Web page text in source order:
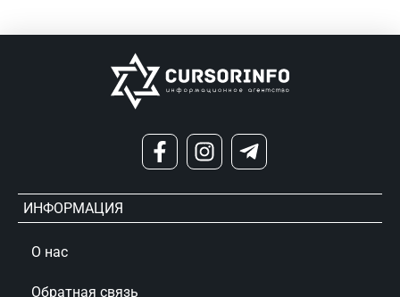
ИНФОРМАЦИЯ
О нас
Обратная связь